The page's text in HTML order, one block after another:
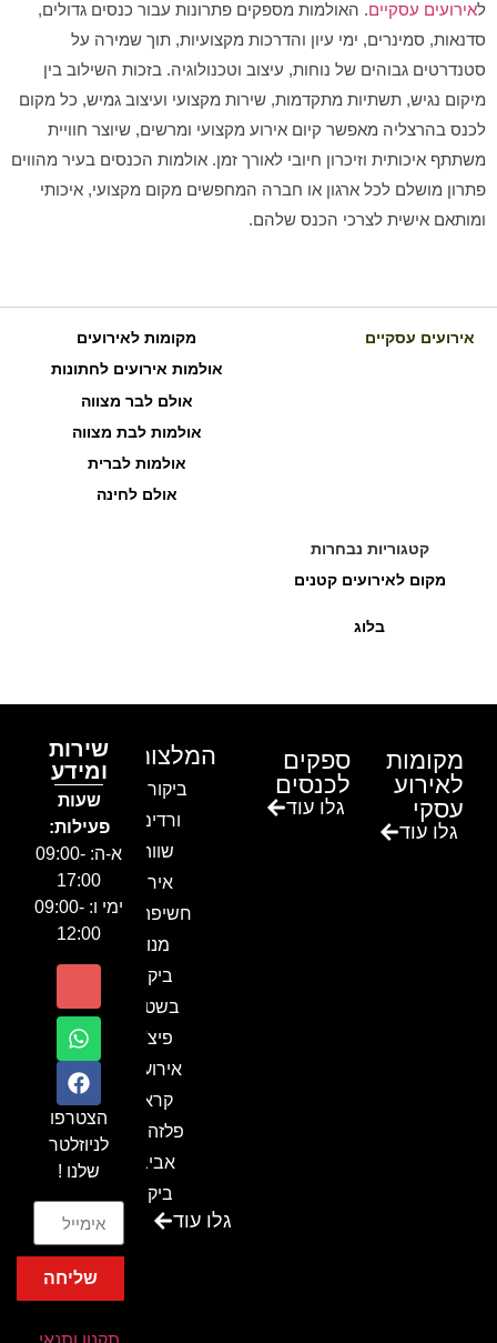
לאירועים עסקיים. האולמות מספקים פתרונות עבור כנסים גדולים,
סדנאות, סמינרים, ימי עיון והדרכות מקצועיות, תוך שמירה על
סטנדרטים גבוהים של נוחות, עיצוב וטכנולוגיה. בזכות השילוב בין
מיקום נגיש, תשתיות מתקדמות, שירות מקצועי ועיצוב גמיש, כל מקום
לכנס בהרצליה מאפשר קיום אירוע מקצועי ומרשים, שיוצר חוויית
משתתף איכותית וזיכרון חיובי לאורך זמן. אולמות הכנסים בעיר מהווים
פתרון מושלם לכל ארגון או חברה המחפשים מקום מקצועי, איכותי
ומותאם אישית לצרכי הכנס שלהם.
אירועים עסקיים
מקומות לאירועים
אולמות אירועים לחתונות
אולם לבר מצווה
אולמות לבת מצווה
אולמות לברית
אולם לחינה
קטגוריות נבחרות
מקום לאירועים קטנים
בלוג
מקומות
לאירוע
עסקי
גלו עוד
ספקים
לכנסים
גלו עוד
המלצות
ביקור בגן
ורדים –
שווה!!
אירוע
חשיפה- זיו
מנור
ביקור
בשטח-
פיצ'ר
אירועים
קראון
פלזה תל
אביב-
ביקור
בכנסגלו עוד
שירות
ומידע
שעות
פעילות:
א-ה: 09:00-
17:00
ימי ו: 09:00-
12:00
הצטרפו
לניוזלטר
שלנו !
שליחה